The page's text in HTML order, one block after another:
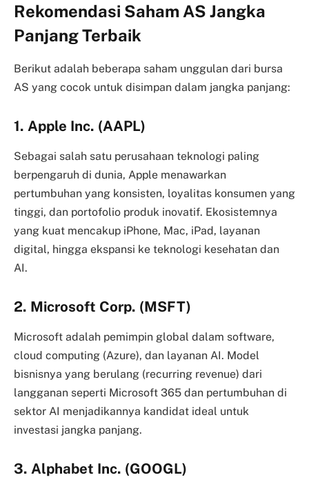
Rekomendasi Saham AS Jangka
Panjang Terbaik
Berikut adalah beberapa saham unggulan dari bursa
AS yang cocok untuk disimpan dalam jangka panjang:
1. Apple Inc. (AAPL)
Sebagai salah satu perusahaan teknologi paling
berpengaruh di dunia, Apple menawarkan
pertumbuhan yang konsisten, loyalitas konsumen yang
tinggi, dan portofolio produk inovatif. Ekosistemnya
yang kuat mencakup iPhone, Mac, iPad, layanan
digital, hingga ekspansi ke teknologi kesehatan dan
AI.
2. Microsoft Corp. (MSFT)
Microsoft adalah pemimpin global dalam software,
cloud computing (Azure), dan layanan AI. Model
bisnisnya yang berulang (recurring revenue) dari
langganan seperti Microsoft 365 dan pertumbuhan di
sektor AI menjadikannya kandidat ideal untuk
investasi jangka panjang.
3. Alphabet Inc. (GOOGL)